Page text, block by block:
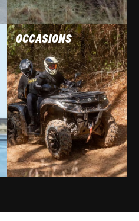
OCCASIONS